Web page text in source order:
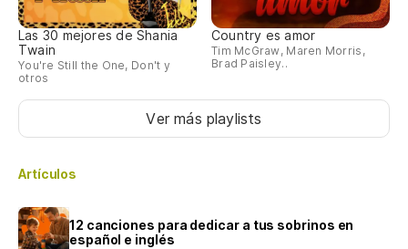
Las 30 mejores de Shania
Twain
You're Still the One, Don't y
otros
Country es amor
Tim McGraw, Maren Morris,
Brad Paisley..
Ver más playlists
Artículos
12 canciones para dedicar a tus sobrinos en
español e inglés